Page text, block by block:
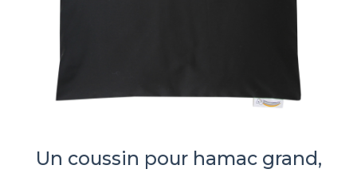
Un coussin pour hamac grand,